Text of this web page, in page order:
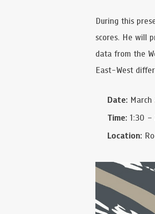
During this
scores. He will
data from the
East-West
Date:
Time:1:30
Location: